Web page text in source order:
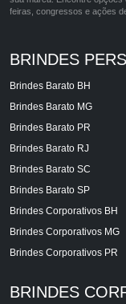
feiras, congressos e ações
BRINDES
Brindes Barato BH
Brindes Barato MG
Brindes Barato PR
Brindes Barato RJ
Brindes Barato SC
Brindes Barato SP
Brindes Corporativos BH
Brindes Corporativos MG
Brindes Corporativos PR
BRINDES